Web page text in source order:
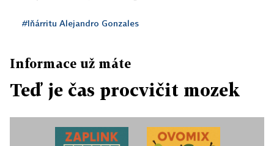
#Iňárritu Alejandro Gonzales
Informace už máte
Teď je čas procvičit mozek